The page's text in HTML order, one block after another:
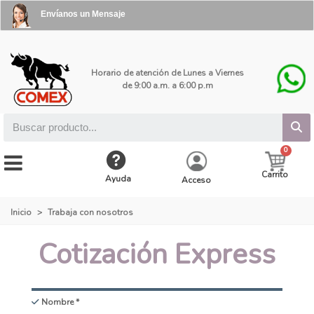
Envíanos un Mensaje
Horario de atención de Lunes a Viernes
de 9:00 a.m. a 6:00 p.m
Ayuda Acceso Carrito
Inicio > Trabaja con nosotros
Cotización Express
Nombre